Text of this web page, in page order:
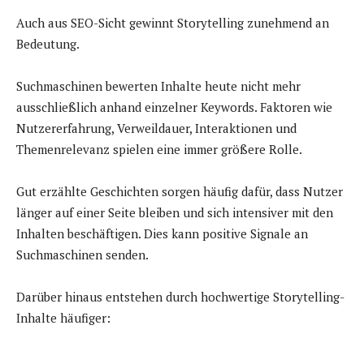
Auch aus SEO-Sicht gewinnt Storytelling zunehmend an
Bedeutung.
Suchmaschinen bewerten Inhalte heute nicht mehr
ausschließlich anhand einzelner Keywords. Faktoren wie
Nutzererfahrung, Verweildauer, Interaktionen und
Themenrelevanz spielen eine immer größere Rolle.
Gut erzählte Geschichten sorgen häufig dafür, dass Nutzer
länger auf einer Seite bleiben und sich intensiver mit den
Inhalten beschäftigen. Dies kann positive Signale an
Suchmaschinen senden.
Darüber hinaus entstehen durch hochwertige Storytelling-
Inhalte häufiger: